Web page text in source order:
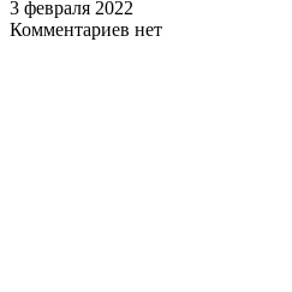
3 февраля 2022
Комментариев нет